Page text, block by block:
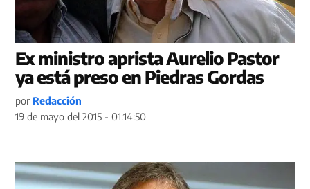
Ex ministro aprista Aurelio Pastor
ya está preso en Piedras Gordas
por Redacción
19 de mayo del 2015 - 01:14:50